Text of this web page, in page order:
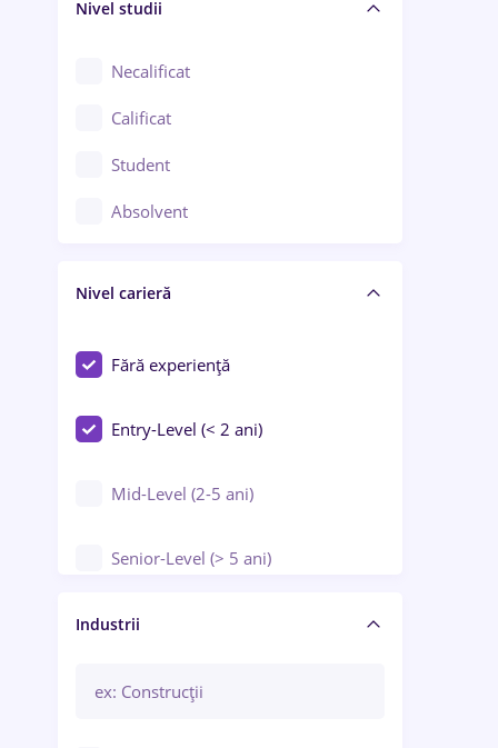
Cercetare - dezvoltare
Chimie / Biochimie
Confecții / Design vestimentar
Construcții / Instalații
Controlul calității
Educație / Training / Arte
Nivel studii
Necalificat
Calificat
Student
Absolvent
Nivel carieră
Fără experiență
Entry-Level (< 2 ani)
Mid-Level (2-5 ani)
Senior-Level (> 5 ani)
Manager / Executiv
Industrii